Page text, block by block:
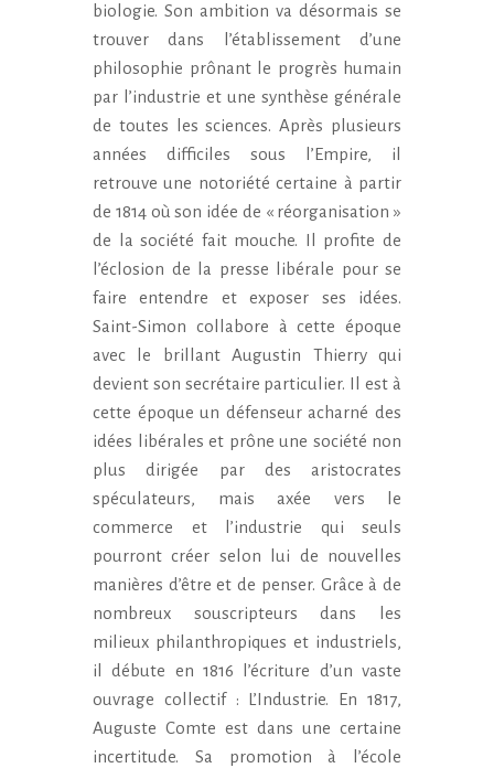
biologie. Son ambition va désormais se
trouver dans l’établissement d’une
philosophie prônant le progrès humain
par l’industrie et une synthèse générale
de toutes les sciences. Après plusieurs
années difficiles sous l’Empire, il
retrouve une notoriété certaine à partir
de 1814 où son idée de « réorganisation »
de la société fait mouche. Il profite de
l’éclosion de la presse libérale pour se
faire entendre et exposer ses idées.
Saint-Simon collabore à cette époque
avec le brillant Augustin Thierry qui
devient son secrétaire particulier. Il est à
cette époque un défenseur acharné des
idées libérales et prône une société non
plus dirigée par des aristocrates
spéculateurs, mais axée vers le
commerce et l’industrie qui seuls
pourront créer selon lui de nouvelles
manières d’être et de penser. Grâce à de
nombreux souscripteurs dans les
milieux philanthropiques et industriels,
il débute en 1816 l’écriture d’un vaste
ouvrage collectif : L’Industrie. En 1817,
Auguste Comte est dans une certaine
incertitude. Sa promotion à l’école